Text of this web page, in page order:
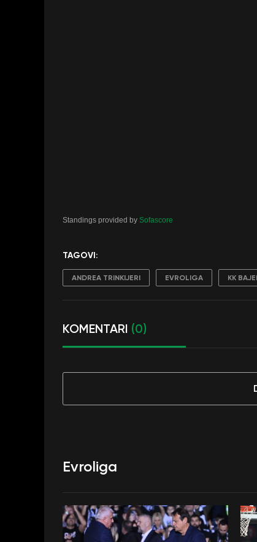
Standings provided by Sofascore
TAGOVI:
ANDREA TRINKIJERI EVROLIGA KK
KOMENTARI (0)
Evroliga